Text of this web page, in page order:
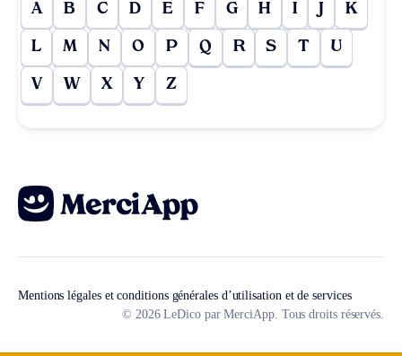
A B C D E F G H I J K
L M N O P Q R S T U
V W X Y Z
Mentions légales et conditions générales d’utilisation et de services
© 2026 LeDico par MerciApp. Tous droits réservés.